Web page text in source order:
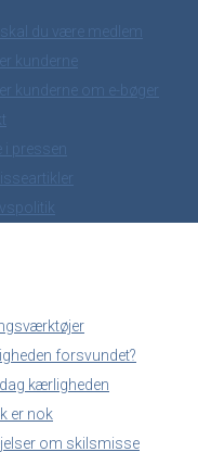
skal du være medlem
kunderne
kunderne om e-bøger
i pressen
forsvundet?
kærligheden
er nok
om skilsmisse